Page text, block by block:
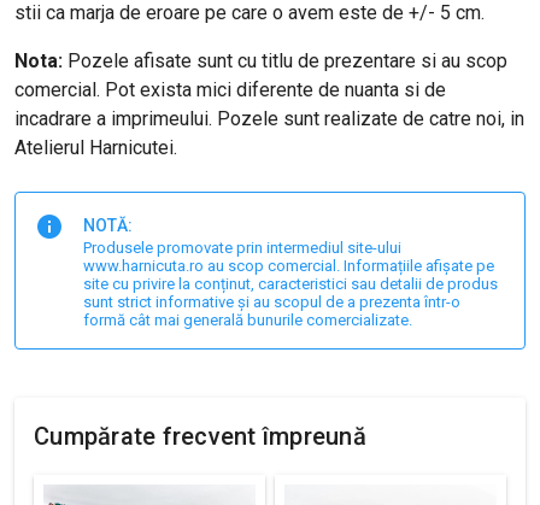
stii ca marja de eroare pe care o avem este de +/- 5 cm.
Nota: Pozele afisate sunt cu titlu de prezentare si au scop
comercial. Pot exista mici diferente de nuanta si de
incadrare a imprimeului. Pozele sunt realizate de catre noi, in
Atelierul Harnicutei.
NOTĂ:
Produsele promovate prin intermediul site-ului
www.harnicuta.ro au scop comercial. Informațiile afișate pe
site cu privire la conținut, caracteristici sau detalii de produs
sunt strict informative și au scopul de a prezenta într-o
formă cât mai generală bunurile comercializate.
Cumpărate frecvent împreună